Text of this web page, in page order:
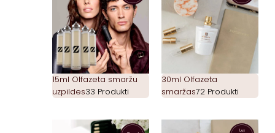
15ml Olfazeta smaržu
uzpildes33 Produkti
30ml Olfazeta
smaržas72 Produkti